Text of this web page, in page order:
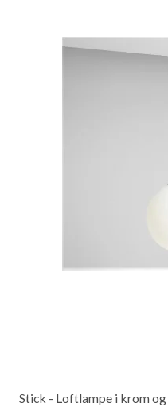
Stick - Loftlampe i krom og